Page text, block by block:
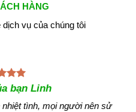
HÀNG
vụ của chúng tôi
bạn Linh
tình, mọi người nên sử